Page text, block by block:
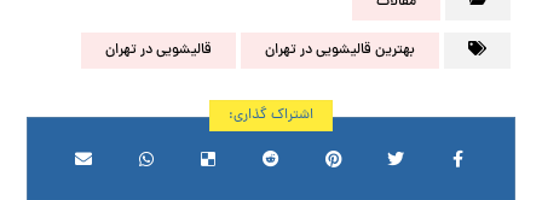
بهترین قالیشویی در تهران قالیشویی در تهران